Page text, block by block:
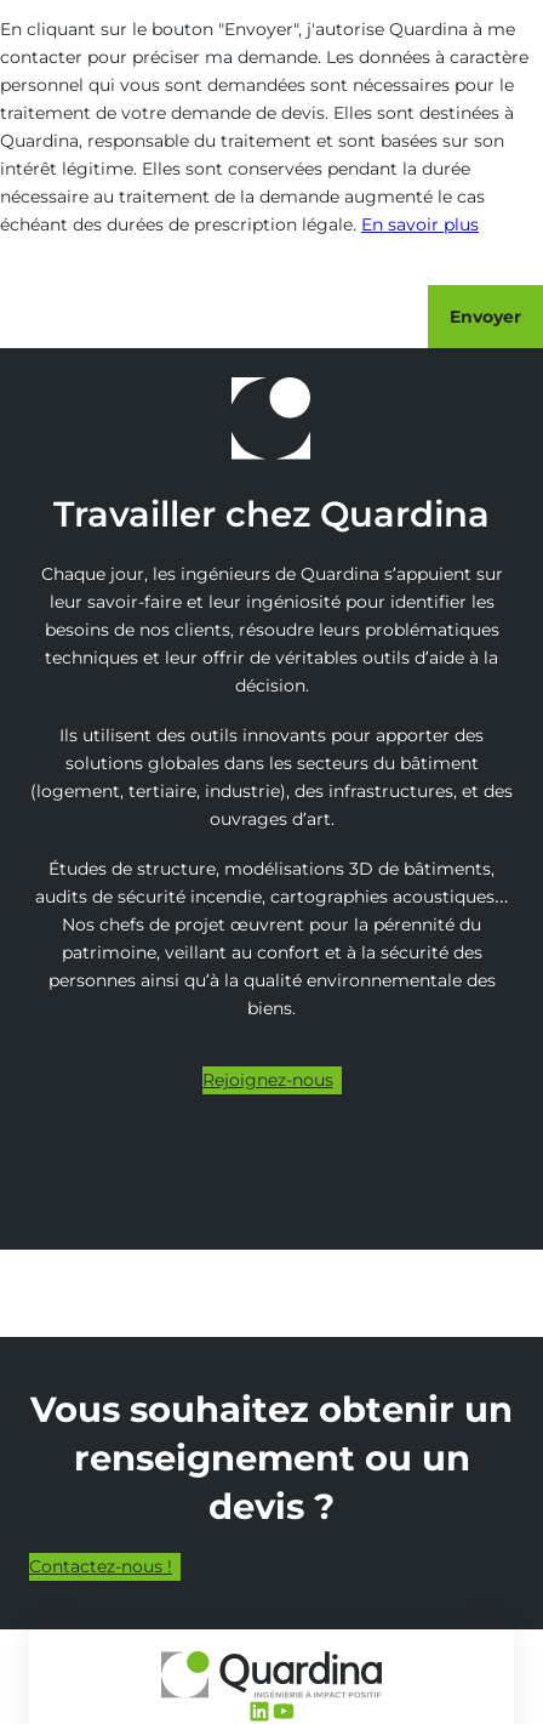
En cliquant sur le bouton "Envoyer", j'autorise Quardina à me
contacter pour préciser ma demande. Les données à caractère
personnel qui vous sont demandées sont nécessaires pour le
traitement de votre demande de devis. Elles sont destinées à
Quardina, responsable du traitement et sont basées sur son
intérêt légitime. Elles sont conservées pendant la durée
nécessaire au traitement de la demande augmenté le cas
échéant des durées de prescription légale. En savoir plus
Envoyer
Travailler chez Quardina
Chaque jour, les ingénieurs de Quardina s’appuient sur
leur savoir-faire et leur ingéniosité pour identifier les
besoins de nos clients, résoudre leurs problématiques
techniques et leur offrir de véritables outils d’aide à la
décision.
Ils utilisent des outils innovants pour apporter des
solutions globales dans les secteurs du bâtiment
(logement, tertiaire, industrie), des infrastructures, et des
ouvrages d’art.
Études de structure, modélisations 3D de bâtiments,
audits de sécurité incendie, cartographies acoustiques…
Nos chefs de projet œuvrent pour la pérennité du
patrimoine, veillant au confort et à la sécurité des
personnes ainsi qu’à la qualité environnementale des
biens.
Rejoignez-nous
Vous souhaitez obtenir un
renseignement ou un
devis ?
Contactez-nous !
LinkedIn
YouTube